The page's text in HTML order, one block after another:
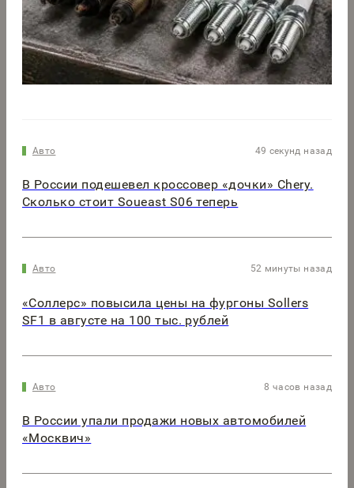
Авто 49 секунд назад
В России подешевел кроссовер «дочки» Chery.
Сколько стоит Soueast S06 теперь
Авто 52 минуты назад
«Соллерс» повысила цены на фургоны Sollers
SF1 в августе на 100 тыс. рублей
Авто 8 часов назад
В России упали продажи новых автомобилей
«Москвич»